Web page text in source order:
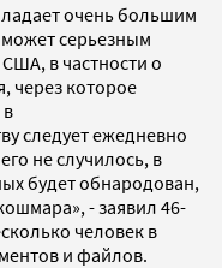
очень большим
серьезным
в частности о
через которое
следует ежедневно
не случилось, в
будет обнародован,
- заявил 46-
человек в
и файлов.